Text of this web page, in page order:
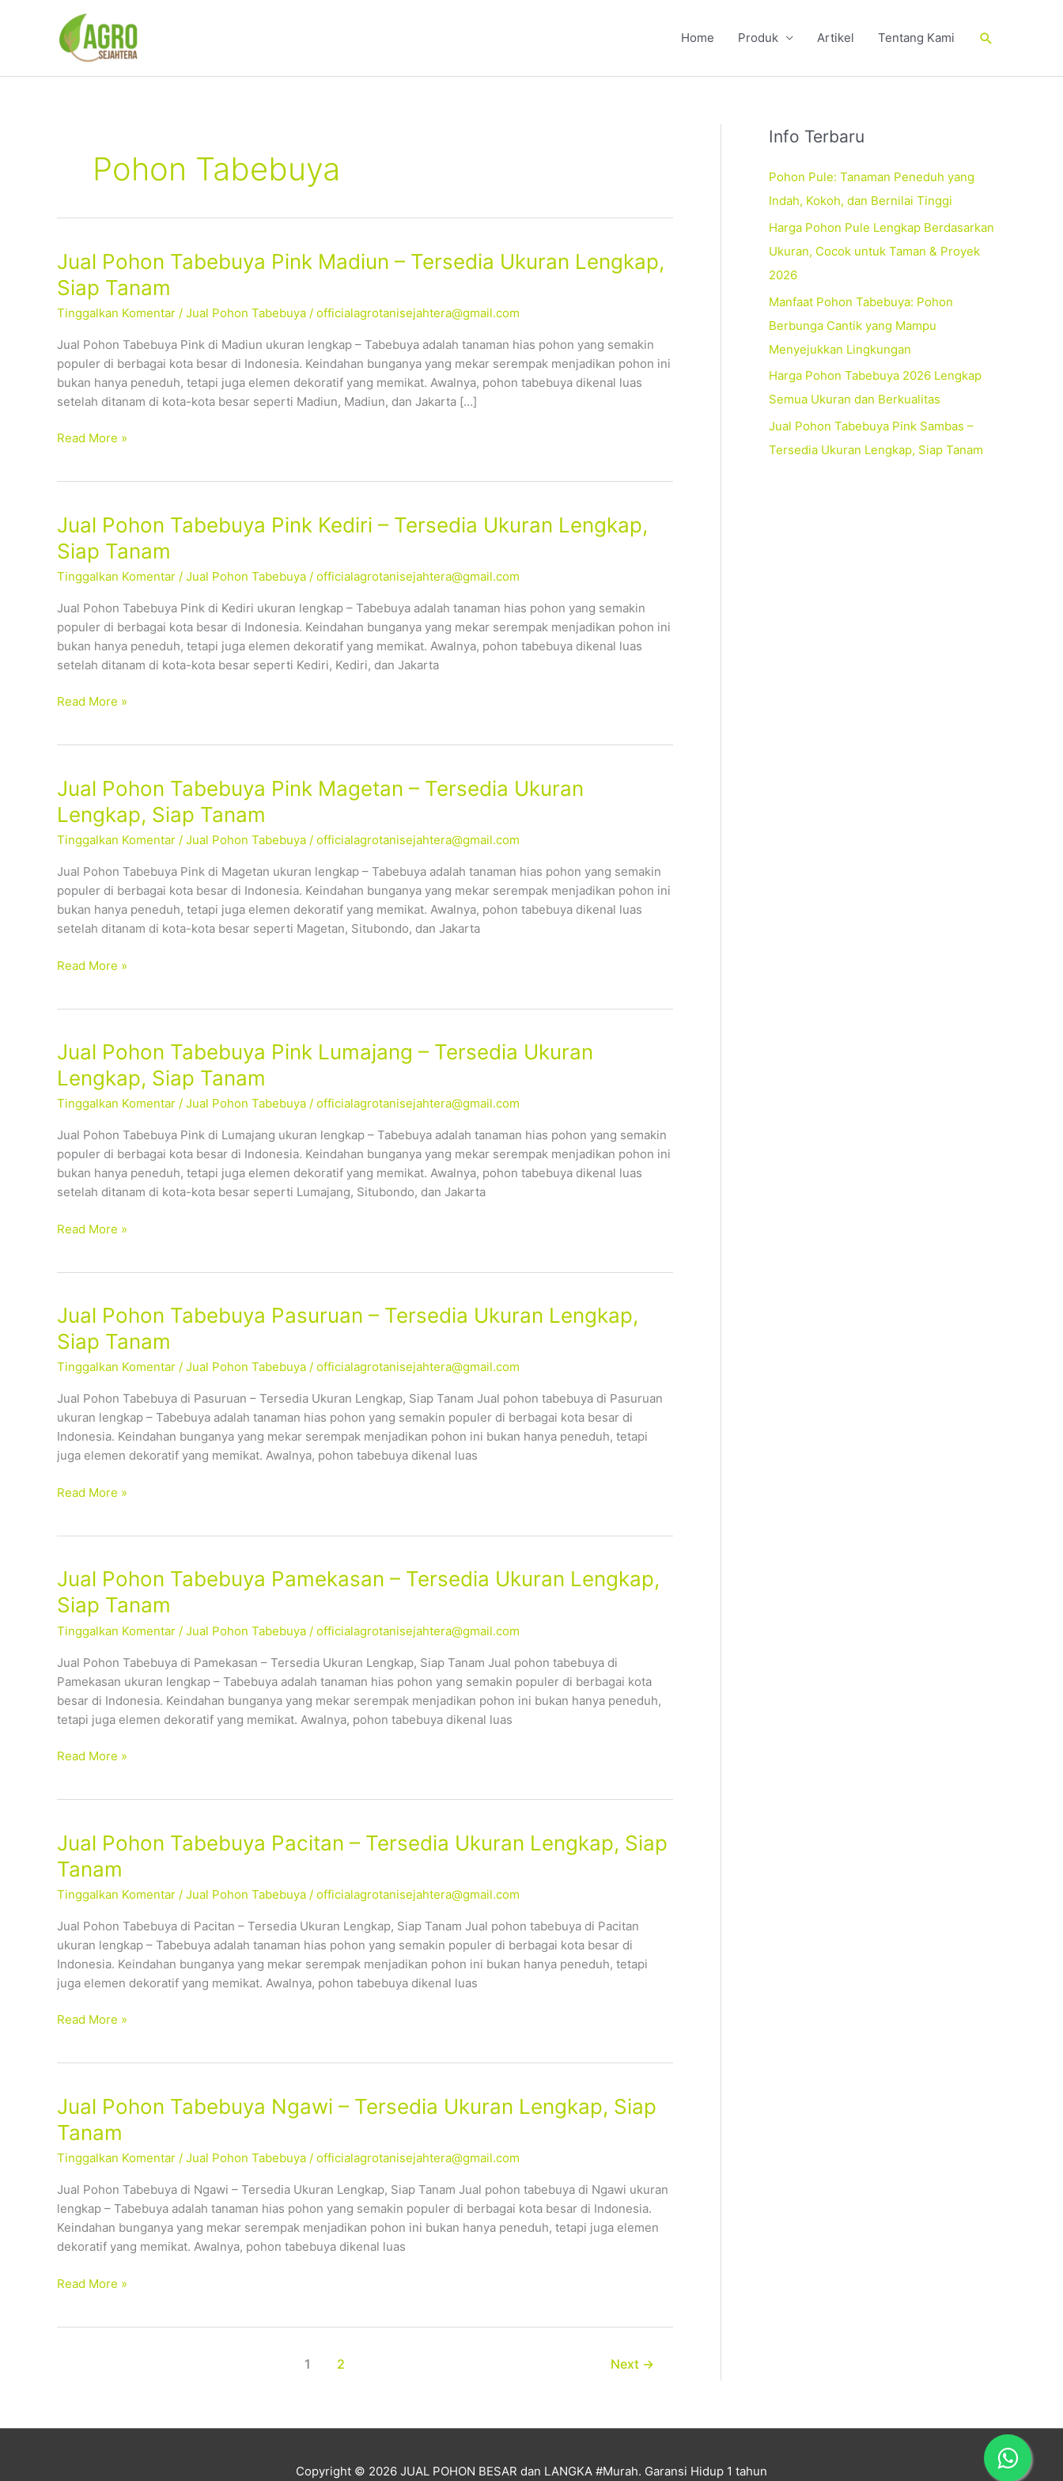
Home Produk Artikel Tentang Kami Cari
Pohon Tabebuya
Jual Pohon Tabebuya Pink Madiun – Tersedia Ukuran Lengkap,
Siap Tanam
Tinggalkan Komentar / Jual Pohon Tabebuya / officialagrotanisejahtera@gmail.com
Jual Pohon Tabebuya Pink di Madiun ukuran lengkap – Tabebuya adalah tanaman hias pohon yang semakin
populer di berbagai kota besar di Indonesia. Keindahan bunganya yang mekar serempak menjadikan pohon ini
bukan hanya peneduh, tetapi juga elemen dekoratif yang memikat. Awalnya, pohon tabebuya dikenal luas
setelah ditanam di kota-kota besar seperti Madiun, Madiun, dan Jakarta […]
Jual
Tabebuya
Pink
–
Tersedia
Ukuran
Lengkap,
Tanam
Read More »
Jual Pohon Tabebuya Pink Kediri – Tersedia Ukuran Lengkap,
Siap Tanam
Tinggalkan Komentar / Jual Pohon Tabebuya / officialagrotanisejahtera@gmail.com
Jual Pohon Tabebuya Pink di Kediri ukuran lengkap – Tabebuya adalah tanaman hias pohon yang semakin
populer di berbagai kota besar di Indonesia. Keindahan bunganya yang mekar serempak menjadikan pohon ini
bukan hanya peneduh, tetapi juga elemen dekoratif yang memikat. Awalnya, pohon tabebuya dikenal luas
setelah ditanam di kota-kota besar seperti Kediri, Kediri, dan Jakarta
Jual
Tabebuya
Pink
–
Tersedia
Ukuran
Lengkap,
Tanam
Read More »
Jual Pohon Tabebuya Pink Magetan – Tersedia Ukuran
Lengkap, Siap Tanam
Tinggalkan Komentar / Jual Pohon Tabebuya / officialagrotanisejahtera@gmail.com
Jual Pohon Tabebuya Pink di Magetan ukuran lengkap – Tabebuya adalah tanaman hias pohon yang semakin
populer di berbagai kota besar di Indonesia. Keindahan bunganya yang mekar serempak menjadikan pohon ini
bukan hanya peneduh, tetapi juga elemen dekoratif yang memikat. Awalnya, pohon tabebuya dikenal luas
setelah ditanam di kota-kota besar seperti Magetan, Situbondo, dan Jakarta
Jual
Tabebuya
Pink
–
Tersedia
Ukuran
Lengkap,
Tanam
Read More »
Jual Pohon Tabebuya Pink Lumajang – Tersedia Ukuran
Lengkap, Siap Tanam
Tinggalkan Komentar / Jual Pohon Tabebuya / officialagrotanisejahtera@gmail.com
Jual Pohon Tabebuya Pink di Lumajang ukuran lengkap – Tabebuya adalah tanaman hias pohon yang semakin
populer di berbagai kota besar di Indonesia. Keindahan bunganya yang mekar serempak menjadikan pohon ini
bukan hanya peneduh, tetapi juga elemen dekoratif yang memikat. Awalnya, pohon tabebuya dikenal luas
setelah ditanam di kota-kota besar seperti Lumajang, Situbondo, dan Jakarta
Jual
Tabebuya
Pink
–
Tersedia
Ukuran
Lengkap,
Tanam
Read More »
Jual Pohon Tabebuya Pasuruan – Tersedia Ukuran Lengkap,
Siap Tanam
Tinggalkan Komentar / Jual Pohon Tabebuya / officialagrotanisejahtera@gmail.com
Jual Pohon Tabebuya di Pasuruan – Tersedia Ukuran Lengkap, Siap Tanam Jual pohon tabebuya di Pasuruan
ukuran lengkap – Tabebuya adalah tanaman hias pohon yang semakin populer di berbagai kota besar di
Indonesia. Keindahan bunganya yang mekar serempak menjadikan pohon ini bukan hanya peneduh, tetapi
juga elemen dekoratif yang memikat. Awalnya, pohon tabebuya dikenal luas
Jual
Pohon
Tabebuya
Pasuruan
Tersedia
Ukuran
Lengkap,
Siap
Read More »
Jual Pohon Tabebuya Pamekasan – Tersedia Ukuran Lengkap,
Siap Tanam
Tinggalkan Komentar / Jual Pohon Tabebuya / officialagrotanisejahtera@gmail.com
Jual Pohon Tabebuya di Pamekasan – Tersedia Ukuran Lengkap, Siap Tanam Jual pohon tabebuya di
Pamekasan ukuran lengkap – Tabebuya adalah tanaman hias pohon yang semakin populer di berbagai kota
besar di Indonesia. Keindahan bunganya yang mekar serempak menjadikan pohon ini bukan hanya peneduh,
tetapi juga elemen dekoratif yang memikat. Awalnya, pohon tabebuya dikenal luas
Jual
Pohon
Tabebuya
Pamekasan
Tersedia
Ukuran
Lengkap,
Siap
Read More »
Jual Pohon Tabebuya Pacitan – Tersedia Ukuran Lengkap, Siap
Tanam
Tinggalkan Komentar / Jual Pohon Tabebuya / officialagrotanisejahtera@gmail.com
Jual Pohon Tabebuya di Pacitan – Tersedia Ukuran Lengkap, Siap Tanam Jual pohon tabebuya di Pacitan
ukuran lengkap – Tabebuya adalah tanaman hias pohon yang semakin populer di berbagai kota besar di
Indonesia. Keindahan bunganya yang mekar serempak menjadikan pohon ini bukan hanya peneduh, tetapi
juga elemen dekoratif yang memikat. Awalnya, pohon tabebuya dikenal luas
Jual
Tabebuya
Pacitan
Tersedia
Ukuran
Lengkap,
Siap
Read More »
Jual Pohon Tabebuya Ngawi – Tersedia Ukuran Lengkap, Siap
Tanam
Tinggalkan Komentar / Jual Pohon Tabebuya / officialagrotanisejahtera@gmail.com
Jual Pohon Tabebuya di Ngawi – Tersedia Ukuran Lengkap, Siap Tanam Jual pohon tabebuya di Ngawi ukuran
lengkap – Tabebuya adalah tanaman hias pohon yang semakin populer di berbagai kota besar di Indonesia.
Keindahan bunganya yang mekar serempak menjadikan pohon ini bukan hanya peneduh, tetapi juga elemen
dekoratif yang memikat. Awalnya, pohon tabebuya dikenal luas
Jual
Tabebuya
Ngawi
Tersedia
Ukuran
Lengkap,
Siap
Read More »
1 2 Next →
Info Terbaru
Pohon Pule: Tanaman Peneduh yang
Indah, Kokoh, dan Bernilai Tinggi
Harga Pohon Pule Lengkap Berdasarkan
Ukuran, Cocok untuk Taman & Proyek
2026
Manfaat Pohon Tabebuya: Pohon
Berbunga Cantik yang Mampu
Menyejukkan Lingkungan
Harga Pohon Tabebuya 2026 Lengkap
Semua Ukuran dan Berkualitas
Jual Pohon Tabebuya Pink Sambas –
Tersedia Ukuran Lengkap, Siap Tanam
Copyright © 2026 JUAL POHON BESAR dan LANGKA #Murah. Garansi Hidup 1 tahun